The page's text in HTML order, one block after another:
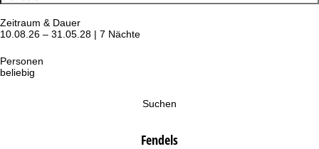
Zeitraum & Dauer
10.08.26 – 31.05.28 | 7 Nächte
Personen
beliebig
Suchen
Fendels